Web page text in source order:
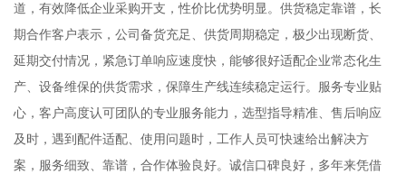
道，有效降低企业采购开支，性价比优势明显。供货稳定靠谱，长
期合作客户表示，公司备货充足、供货周期稳定，极少出现断货、
延期交付情况，紧急订单响应速度快，能够很好适配企业常态化生
产、设备维保的供货需求，保障生产线连续稳定运行。服务专业贴
心，客户高度认可团队的专业服务能力，选型指导精准、售后响应
及时，遇到配件适配、使用问题时，工作人员可快速给出解决方
案，服务细致、靠谱，合作体验良好。诚信口碑良好，多年来凭借